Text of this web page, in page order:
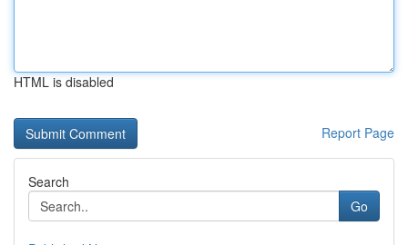
HTML is disabled
Report Page
Search
Go